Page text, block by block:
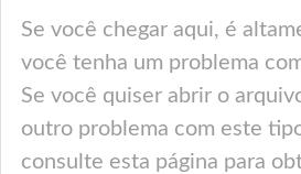
Se você chegar aqui, é
você tenha um problema
Se você quiser abrir o
outro problema com este
consulte esta página para